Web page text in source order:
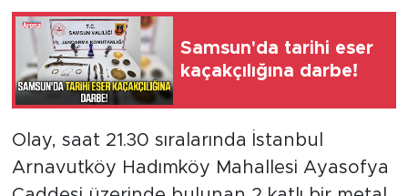
Samsun'da tarihi eser
kaçakçılığına darbe!
Olay, saat 21.30 sıralarında İstanbul
Arnavutköy Hadımköy Mahallesi Ayasofya